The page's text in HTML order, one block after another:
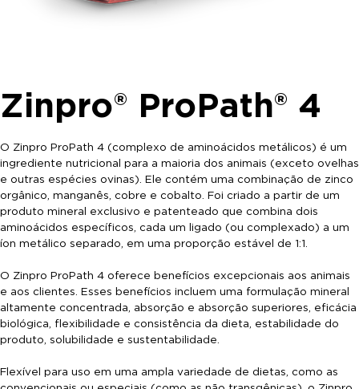
Zinpro® ProPath® 4
O Zinpro ProPath 4 (complexo de aminoácidos metálicos) é um
ingrediente nutricional para a maioria dos animais (exceto ovelhas
e outras espécies ovinas). Ele contém uma combinação de zinco
orgânico, manganês, cobre e cobalto. Foi criado a partir de um
produto mineral exclusivo e patenteado que combina dois
aminoácidos específicos, cada um ligado (ou complexado) a um
íon metálico separado, em uma proporção estável de 1:1.
O Zinpro ProPath 4 oferece benefícios excepcionais aos animais
e aos clientes. Esses benefícios incluem uma formulação mineral
altamente concentrada, absorção e absorção superiores, eficácia
biológica, flexibilidade e consistência da dieta, estabilidade do
produto, solubilidade e sustentabilidade.
Flexível para uso em uma ampla variedade de dietas, como as